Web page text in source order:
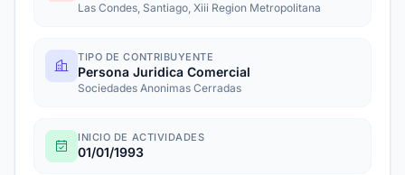
Las Condes, Santiago, Xiii Region Metropolitana
TIPO DE CONTRIBUYENTE
Persona Juridica Comercial
Sociedades Anonimas Cerradas
INICIO DE ACTIVIDADES
01/01/1993